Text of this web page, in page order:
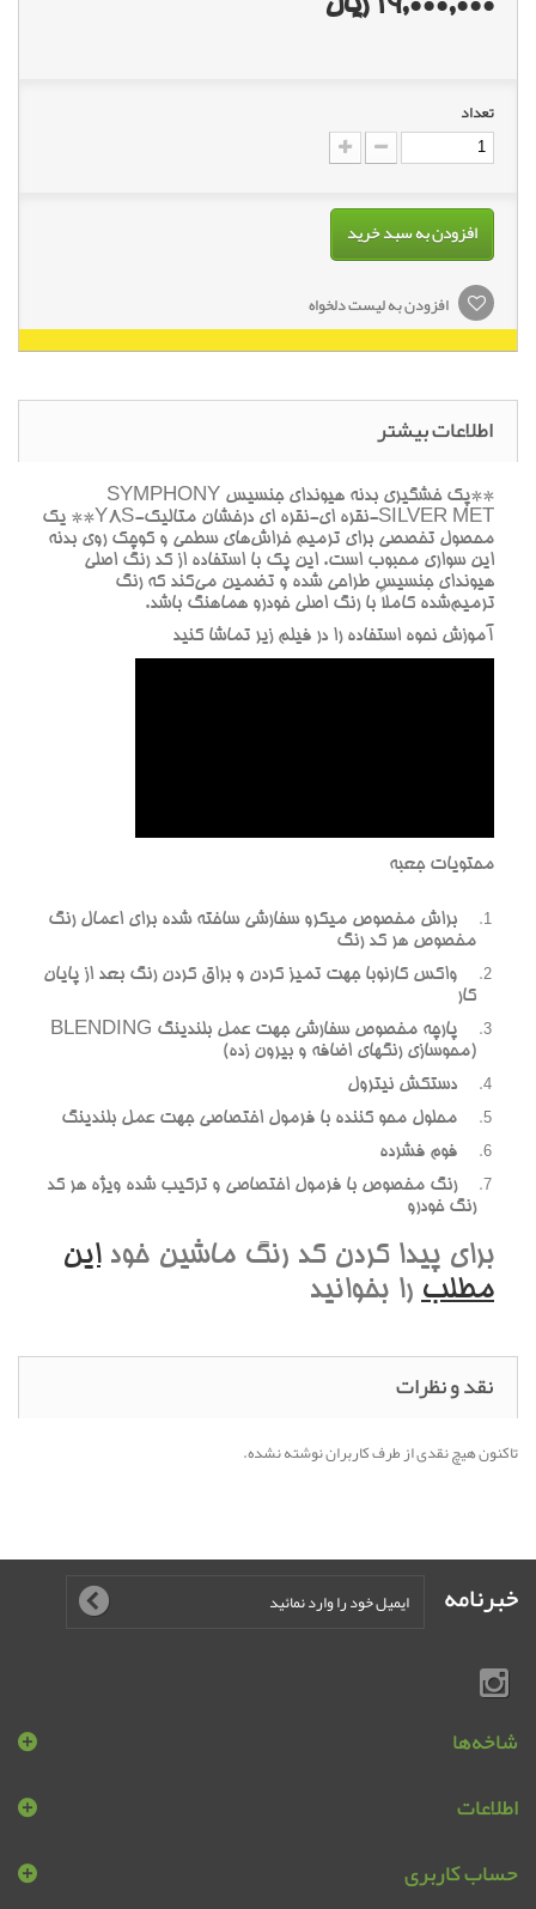
تعداد
افزودن به سبد خرید
افزودن به لیست دلخواه
اطلاعات بیشتر
**پک خشگيري بدنه هيونداي جنسيس SYMPHONY
SILVER MET-نقره اي-نقره اي درخشان متاليک-Y8S** يک
محصول تخصصي براي ترميم خراش‌هاي سطحي و کوچک روي بدنه
اين سواري محبوب است. اين پک با استفاده از کد رنگ اصلي
هيونداي جنسيس طراحي شده و تضمين مي‌کند که رنگ
ترميم‌شده کاملاً با رنگ اصلي خودرو هماهنگ باشد.
آموزش نحوه استفاده را در فيلم زير تماشا کنيد
محتويات جعبه
براش مخصوص ميکرو سفارشي ساخته شده براي اعمال رنگ
مخصوص هر کد رنگ
واکس کارنوبا جهت تميز کردن و براق کردن رنگ بعد از پايان
کار
پارچه مخصوص سفارشي جهت عمل بلندينگ BLENDING
(محوسازي رنگهاي اضافه و بيرون زده)
دستکش نيترول
محلول محو کننده با فرمول اختصاصي جهت عمل بلندينگ
فوم فشرده
رنگ مخصوص با فرمول اختصاصي و ترکيب شده ويژه هر کد
رنگ خودرو
براي پيدا کردن کد رنگ ماشين خوداين
مطلب را بخوانيد
نقد و نظرات
تاکنون هیچ نقدی از طرف کاربران نوشته نشده.
خبرنامه
شاخه‌ها
اطلاعات
حساب کاربری